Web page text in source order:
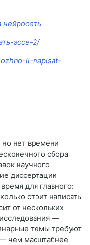
нейросеть
эссе-2/
li-napisat-
но нет времени
сбора
научного
диссертации
для главного:
стоит написать
от нескольких
—
темы требуют
чем масштабнее